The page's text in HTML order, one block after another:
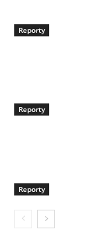
Reporty
Reporty
Reporty